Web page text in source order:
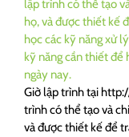
Giờ lập trình tại
trình có thể tạo và
và được thiết kế để